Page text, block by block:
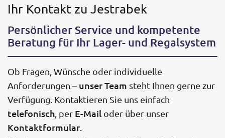
Ihr Kontakt zu Jestrabek
Persönlicher Service und kompetente
Beratung für Ihr Lager- und Regalsystem
Ob Fragen, Wünsche oder individuelle
Anforderungen – unser Team steht Ihnen gerne zur
Verfügung. Kontaktieren Sie uns einfach
telefonisch , per E-Mail oder über unser
Kontaktformular